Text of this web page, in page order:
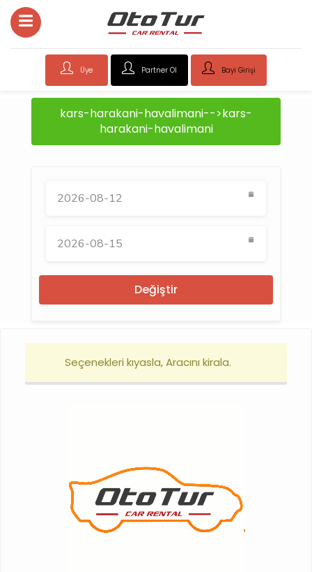
Üye Partner Ol Bayi Girişi
kars-harakani-havalimani-->kars-
harakani-havalimani
Değiştir
Seçenekleri kıyasla, Aracını kirala.